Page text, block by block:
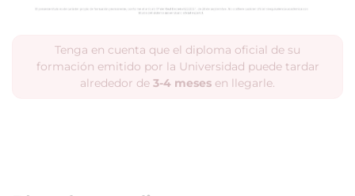
Tenga en cuenta que el diploma oficial de su
formación emitido por la Universidad puede tardar
alrededor de 3-4 meses en llegarle.